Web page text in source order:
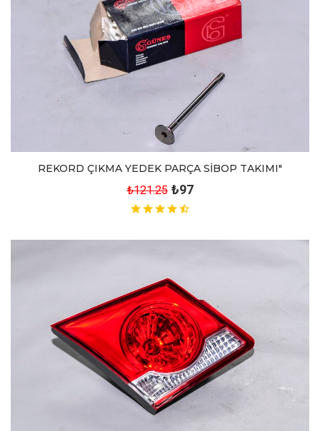
REKORD ÇIKMA YEDEK PARÇA SİBOP TAKIMI"
₺121.25 ₺97